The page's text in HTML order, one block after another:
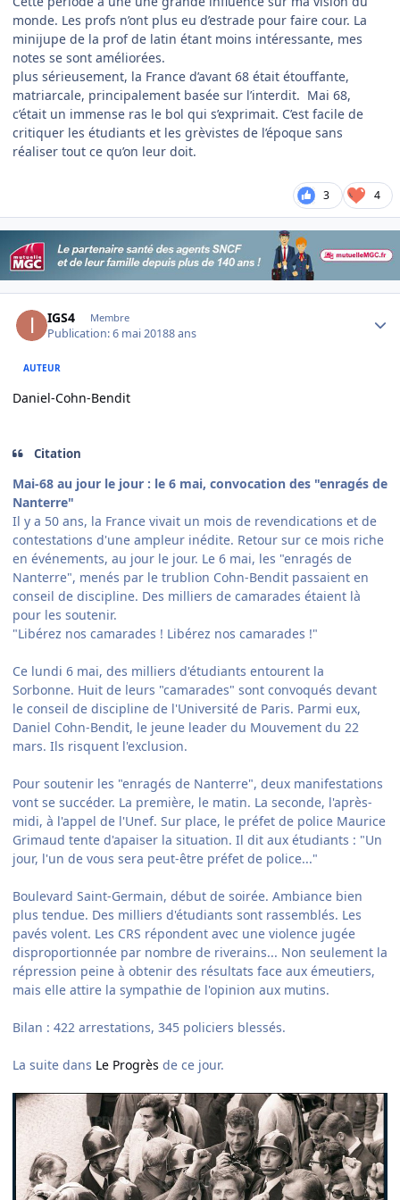
monde. Les profs n’ont plus eu d’estrade pour faire cour. La
minijupe de la prof de latin étant moins intéressante, mes
notes se sont améliorées.
plus sérieusement, la France d’avant 68 était étouffante,
matriarcale, principalement basée sur l’interdit. Mai 68,
c’était un immense ras le bol qui s’exprimait. C’est facile de
critiquer les étudiants et les grèvistes de l’époque sans
réaliser tout ce qu’on leur doit.
3 4
IGS4 Membre
Publication:6 mai 20188 ans
AUTEUR
Daniel-Cohn-Bendit
Citation
Mai-68 au jour le jour : le 6 mai, convocation des "enragés de
Nanterre"
Il y a 50 ans, la France vivait un mois de revendications et de
contestations d'une ampleur inédite. Retour sur ce mois riche
en événements, au jour le jour. Le 6 mai, les "enragés de
Nanterre", menés par le trublion Cohn-Bendit passaient en
conseil de discipline. Des milliers de camarades étaient là
pour les soutenir.
"Libérez nos camarades ! Libérez nos camarades !"
Ce lundi 6 mai, des milliers d'étudiants entourent la
Sorbonne. Huit de leurs "camarades" sont convoqués devant
le conseil de discipline de l'Université de Paris. Parmi eux,
Daniel Cohn-Bendit, le jeune leader du Mouvement du 22
mars. Ils risquent l'exclusion.
Pour soutenir les "enragés de Nanterre", deux manifestations
vont se succéder. La première, le matin. La seconde, l'après-
midi, à l'appel de l'Unef. Sur place, le préfet de police Maurice
Grimaud tente d'apaiser la situation. Il dit aux étudiants : "Un
jour, l'un de vous sera peut-être préfet de police..."
Boulevard Saint-Germain, début de soirée. Ambiance bien
plus tendue. Des milliers d'étudiants sont rassemblés. Les
pavés volent. Les CRS répondent avec une violence jugée
disproportionnée par nombre de riverains... Non seulement la
répression peine à obtenir des résultats face aux émeutiers,
mais elle attire la sympathie de l'opinion aux mutins.
Bilan : 422 arrestations, 345 policiers blessés.
La suite dans Le Progrès de ce jour.